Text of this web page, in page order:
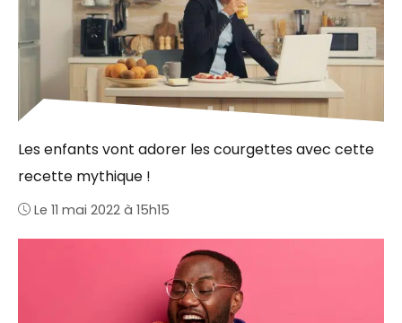
Les enfants vont adorer les courgettes avec cette
recette mythique !
Le 11 mai 2022 à 15h15